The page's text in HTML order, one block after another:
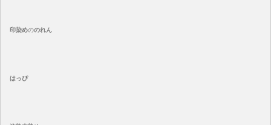
印染めののれん
はっぴ